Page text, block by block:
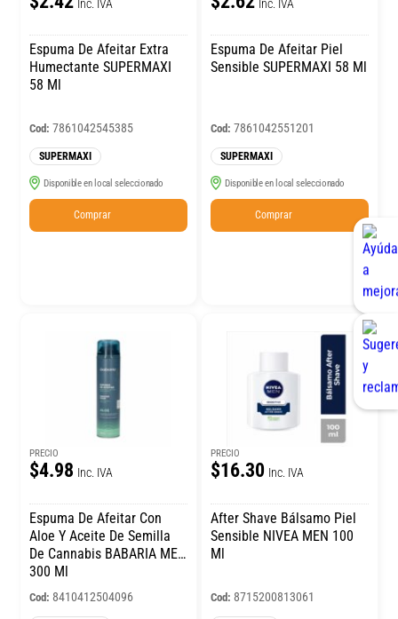
Inc. IVA
Espuma De Afeitar Extra
Humectante SUPERMAXI
58 Ml
Cod: 7861042545385
SUPERMAXI
Disponible en local seleccionado
Comprar
Inc. IVA
Espuma De Afeitar Piel
Sensible SUPERMAXI 58 Ml
Cod: 7861042551201
SUPERMAXI
Disponible en local seleccionado
Comprar
PRECIO
$4.98 Inc. IVA
Espuma De Afeitar Con
Aloe Y Aceite De Semilla
De Cannabis BABARIA MEN
300 Ml
Cod: 8410412504096
PRECIO
$16.30 Inc. IVA
After Shave Bálsamo Piel
Sensible NIVEA MEN 100
Ml
Cod: 8715200813061